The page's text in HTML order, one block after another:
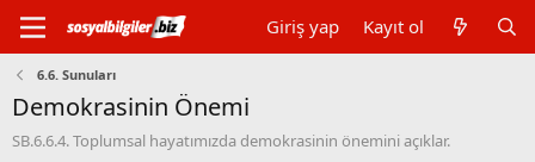
Giriş yap Kayıt ol
6.6. Sunuları
Demokrasinin Önemi
SB.6.6.4. Toplumsal hayatımızda demokrasinin önemini açıklar.